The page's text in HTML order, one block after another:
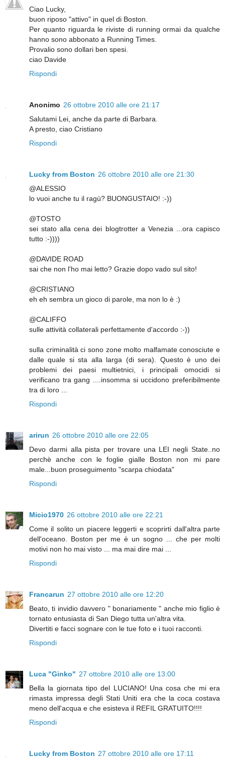
Ciao Lucky,
buon riposo "attivo" in quel di Boston.
Per quanto riguarda le riviste di running ormai da qualche
hanno sono abbonato a Running Times.
Provalio sono dollari ben spesi.
ciao Davide
Rispondi
Anonimo 26 ottobre 2010 alle ore 21:17
Salutami Lei, anche da parte di Barbara.
A presto, ciao Cristiano
Rispondi
Lucky from Boston 26 ottobre 2010 alle ore 21:30
@ALESSIO
lo vuoi anche tu il ragù? BUONGUSTAIO! :-))
@TOSTO
sei stato alla cena dei blogtrotter a Venezia ...ora capisco
tutto :-))))
@DAVIDE ROAD
sai che non l'ho mai letto? Grazie dopo vado sul sito!
@CRISTIANO
eh eh sembra un gioco di parole, ma non lo è :)
@CALIFFO
sulle attività collaterali perfettamente d'accordo :-))
sulla criminalità ci sono zone molto malfamate conosciute e
dalle quale si sta alla larga (di sera). Questo è uno dei
problemi dei paesi multietnici, i principali omocidi si
verificano tra gang ....insomma si uccidono preferibilmente
tra di loro ...
Rispondi
arirun 26 ottobre 2010 alle ore 22:05
Devo darmi alla pista per trovare una LEI negli State..no
perchè anche con le foglie gialle Boston non mi pare
male...buon proseguimento "scarpa chiodata"
Rispondi
Micio1970 26 ottobre 2010 alle ore 22:21
Come il solito un piacere leggerti e scoprirti dall'altra parte
dell'oceano. Boston per me è un sogno ... che per molti
motivi non ho mai visto ... ma mai dire mai ...
Rispondi
Francarun 27 ottobre 2010 alle ore 12:20
Beato, ti invidio davvero " bonariamente " anche mio figlio è
tornato entusiasta di San Diego tutta un'altra vita.
Divertiti e facci sognare con le tue foto e i tuoi racconti.
Rispondi
Luca "Ginko" 27 ottobre 2010 alle ore 13:00
Bella la giornata tipo del LUCIANO! Una cosa che mi era
rimasta impressa degli Stati Uniti era che la coca costava
meno dell'acqua e che esisteva il REFIL GRATUITO!!!!
Rispondi
Lucky from Boston 27 ottobre 2010 alle ore 17:11